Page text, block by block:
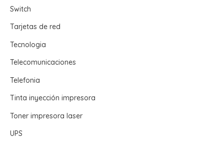
Switch
Tarjetas de red
Tecnologia
Telecomunicaciones
Telefonia
Tinta inyección impresora
Toner impresora laser
UPS